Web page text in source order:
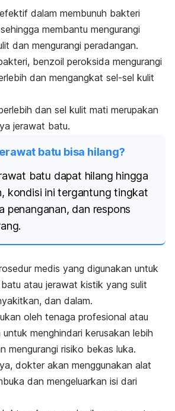
dalam membunuh bakteri
membantu mengurangi
dan mengurangi peradangan.
benzoil peroksida mengurangi
dan mengangkat sel-sel kulit
dan sel kulit mati merupakan
jerawat batu.
batu bisa hilang?
batu dapat hilang hingga
kondisi ini tergantung tingkat
penanganan, dan respons
medis yang digunakan untuk
atau jerawat kistik yang sulit
dan dalam.
oleh tenaga profesional atau
menghindari kerusakan lebih
mengurangi risiko bekas luka.
dokter akan menggunakan alat
dan mengeluarkan isi dari